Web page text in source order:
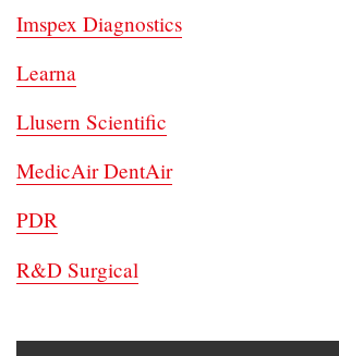
Imspex Diagnostics
Learna
Llusern Scientific
MedicAir DentAir
PDR
R&D Surgical